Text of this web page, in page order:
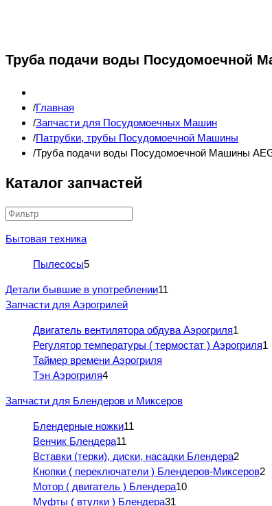
Труба подачи воды Посудомоечной
Главная
Запчасти для Посудомоечных Машин
Патрубки, трубы Посудомоечной Машины
Труба подачи воды Посудомоечной Машины
Каталог запчастей
Бытовая техника
Пылесосы5
Детали бывшие в употреблении11
Запчасти для Аэрогрилей
Двигатель вентилятора обдува Аэрогриля1
Регулятор температуры ( термостат ) Аэрогриля1
Таймер времени Аэрогриля
Тэн Аэрогриля4
Запчасти для Блендеров и Миксеров
Блендерные ножки11
Венчик Блендера11
Вставки (терки), диски, насадки Блендера2
Кнопки ( переключатели ) Блендеров-Миксеров2
Мотор ( двигатель ) Блендера10
Муфты ( втулки ) Блендера31